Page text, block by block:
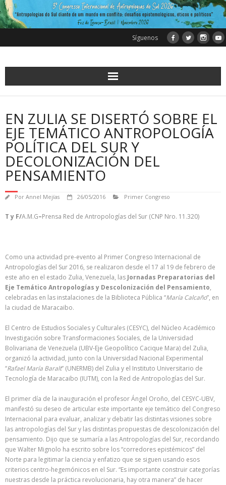
Saltar
al
contenido
Síguenos
EN ZULIA SE DISERTÓ SOBRE EL
EJE TEMÁTICO ANTROPOLOGÍA
POLÍTICA DEL SUR Y
DECOLONIZACIÓN DEL
PENSAMIENTO
Por Annel Mejías 26/05/2016 Primer Congreso
T y F/A.M.G–Prensa Red de Antropologías del Sur (CNP Nro. 11.320)
Como una actividad pre-evento al Primer Congreso Internacional de
Antropologías del Sur 2016, se realizaron desde el 17 al 19 de febrero de
este año en el estado Zulia, Venezuela, las Jornadas Preparatorias del
Eje Temático Antropologías y Descolonización del Pensamiento,
celebradas en las instalaciones de la Biblioteca Pública “María Calcaño”, en
la ciudad de Maracaibo.
El Centro de Estudios Sociales y Culturales (CESYC), del Núcleo Académico
Investigación sobre Transformaciones Sociales, de la Universidad
Bolivariana de Venezuela (UBV-Eje Geopolítico Cacique Mara) del Zulia,
organizó la actividad, junto con la Universidad Nacional Experimental
“Rafael María Baralt” (UNERMB) del Zulia y el Instituto Universitario de
Tecnología de Maracaibo (IUTM), con la Red de Antropologías del Sur.
El primer día de la inauguración el profesor Ángel Oroño, del CESYC-UBV,
manifestó su deseo de articular este importante eje temático del Congreso
Internacional para evaluar, analizar y debatir las distintas visiones sobre
las antropologías del Sur y las distintas propuestas de descolonización del
pensamiento. Dijo que se sumaría a las Antropologías del Sur, recordando
que Walter Mignolo ha escrito sobre los “corredores epistémicos” del
Norte para legitimar la ciencia y enfatizo que se siguen usando esos
criterios centro-hegemónicos en el Sur. “Es importante construir categorías
nuestras desde la práctica revolucionaria, hay otra manera” de hacer